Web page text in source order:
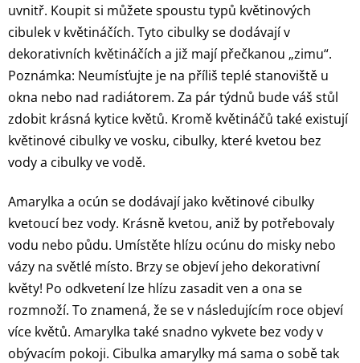
uvnitř. Koupit si můžete spoustu typů květinových
cibulek v květináčích. Tyto cibulky se dodávají v
dekorativních květináčích a již mají přečkanou „zimu“.
Poznámka: Neumísťujte je na příliš teplé stanoviště u
okna nebo nad radiátorem. Za pár týdnů bude váš stůl
zdobit krásná kytice květů. Kromě květináčů také existují
květinové cibulky ve vosku, cibulky, které kvetou bez
vody a cibulky ve vodě.
Amarylka a ocún se dodávají jako květinové cibulky
kvetoucí bez vody. Krásně kvetou, aniž by potřebovaly
vodu nebo půdu. Umístěte hlízu ocúnu do misky nebo
vázy na světlé místo. Brzy se objeví jeho dekorativní
květy! Po odkvetení lze hlízu zasadit ven a ona se
rozmnoží. To znamená, že se v následujícím roce objeví
více květů. Amarylka také snadno vykvete bez vody v
obývacím pokoji. Cibulka amarylky má sama o sobě tak